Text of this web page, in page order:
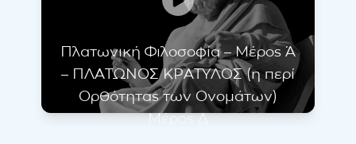
Πλατωνική Φιλοσοφία – Μέρος Ά
– ΠΛΑΤΩΝΟΣ ΚΡΑΤΥΛΟΣ (η περί
Ορθότητας των Ονομάτων)
Μέρος Δ